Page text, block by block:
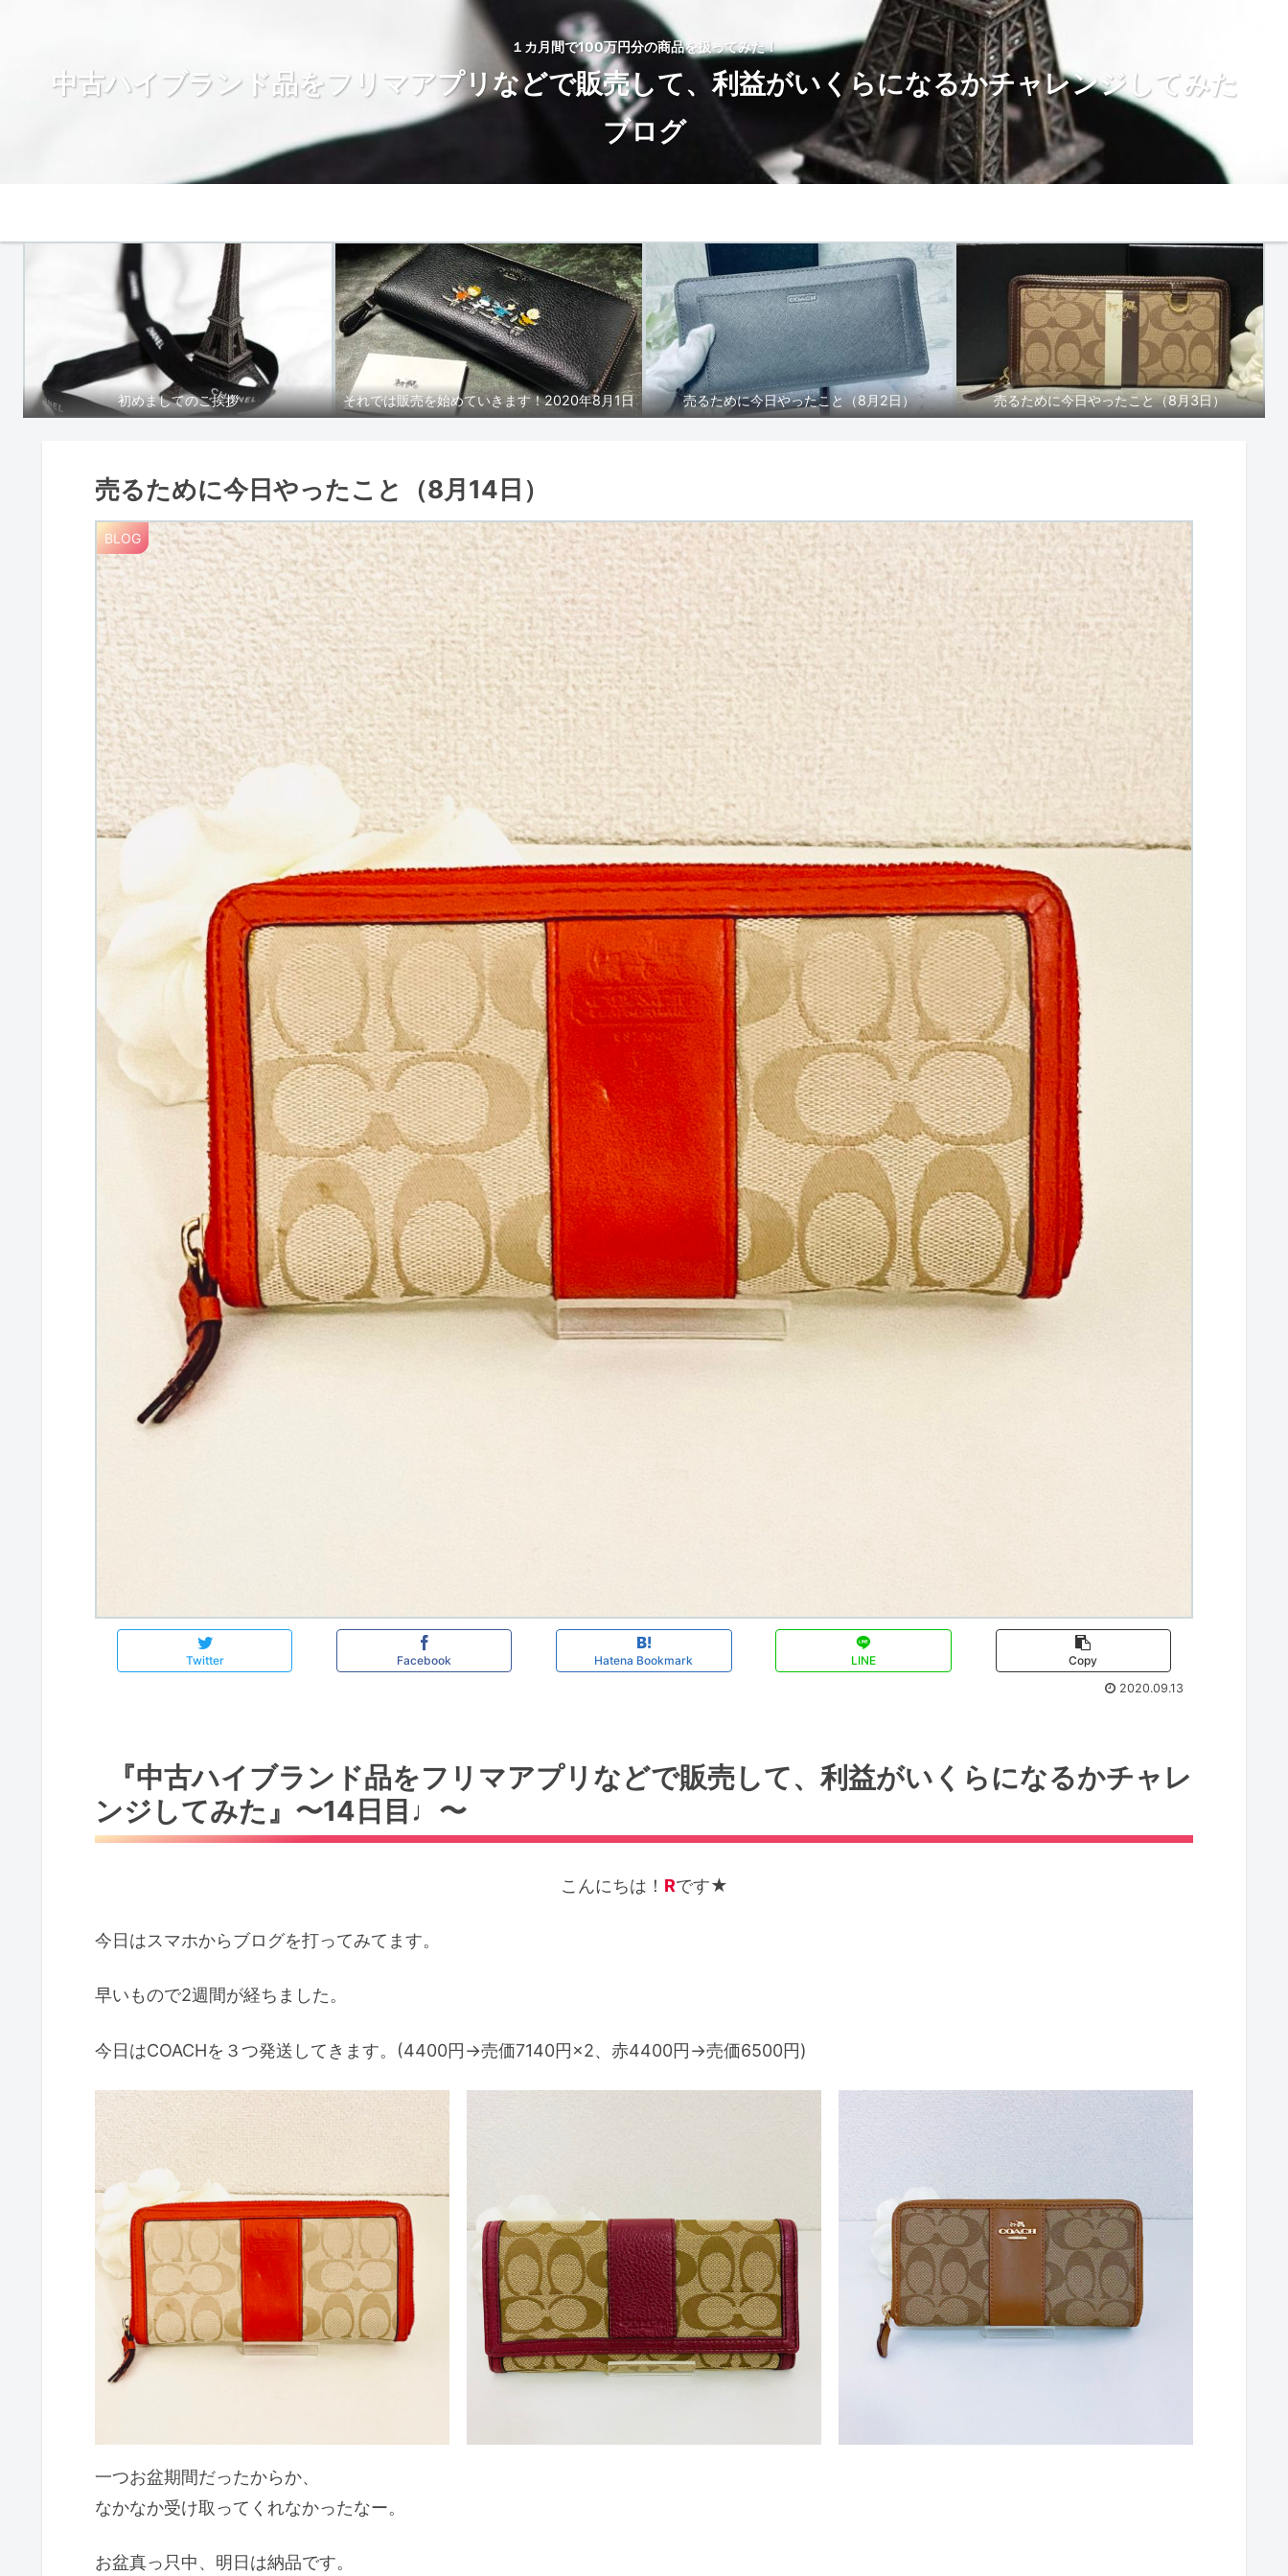
１カ月間で100万円分の商品を扱ってみた！
中古ハイブランド品をフリマアプリなどで販売して、利益がいくらになるかチャレンジしてみた
ブログ
初めましてのご挨拶 それでは販売を始めていきます！2020年8月1日 売るために今日やったこと（8月2日） 売るために今日やったこと（8月3日）
売るために今日やったこと（8月14日）
BLOG
Twitter Facebook Hatena Bookmark LINE
Copy
2020.09.13
『中古ハイブランド品をフリマアプリなどで販売して、利益がいくらになるかチャレ
ンジしてみた』〜14日目♩〜
こんにちは！ Rです★
今日はスマホからブログを打ってみてます。
早いもので2週間が経ちました。
今日はCOACHを３つ発送してきます。(4400円→売価7140円×2、赤4400円→売価6500円)
一つお盆期間だったからか、
なかなか受け取ってくれなかったなー。
お盆真っ只中、明日は納品です。